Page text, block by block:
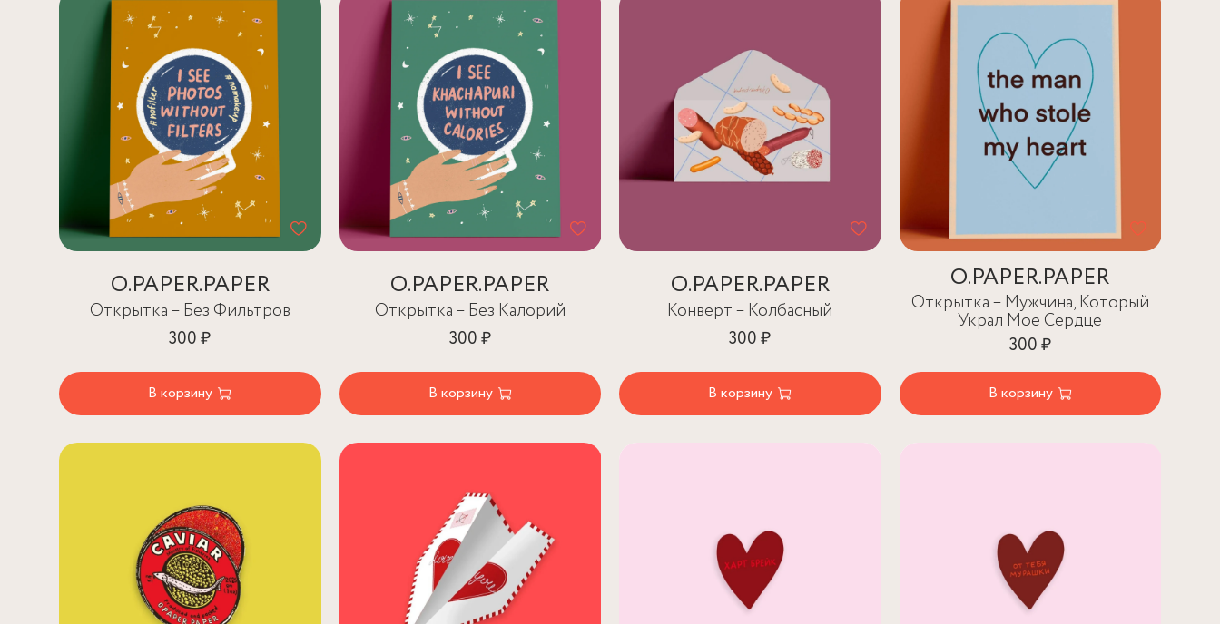
O.PAPER.PAPER
Открытка – Без Фильтров
300 ₽
В корзину
O.PAPER.PAPER
Открытка – Без Калорий
300 ₽
В корзину
O.PAPER.PAPER
Конверт – Колбасный
300 ₽
В корзину
O.PAPER.PAPER
Открытка – Мужчина, Который
Украл Мое Сердце
300 ₽
В корзину